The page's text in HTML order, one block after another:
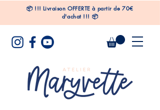
📦 !!! Livraison OFFERTE à partir de 70€
d'achat !!! 📦